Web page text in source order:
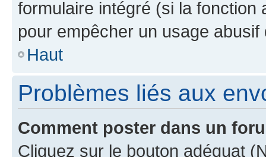
formulaire intégré (si la fonction
pour empêcher un usage
Haut
Problèmes liés aux
Comment poster dans un
Cliquez sur le bouton adéquat